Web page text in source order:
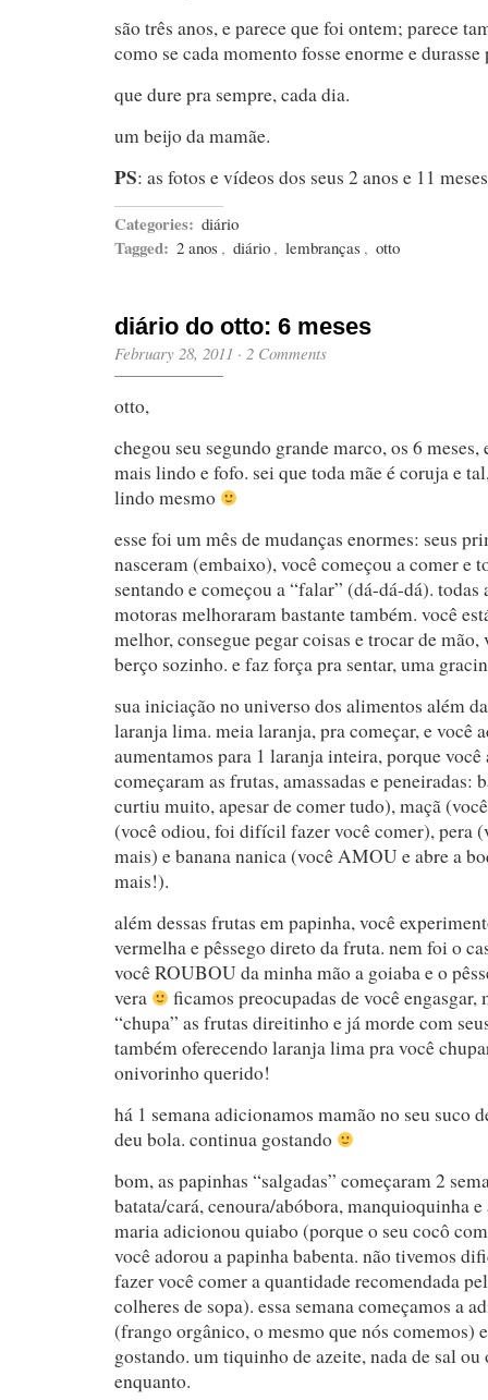
são três anos, e parece que foi ontem; parece
como se cada momento fosse enorme e durasse
que dure pra sempre, cada dia.
um beijo da mamãe.
PS: as fotos e vídeos dos seus 2 anos e 11
Categories: diário
Tagged: 2 anos , diário , lembranças , otto
diário do otto: 6 meses
February 28, 2011 · 2 Comments
otto,
chegou seu segundo grande marco, os 6 meses,
mais lindo e fofo. sei que toda mãe é coruja e
lindo mesmo
esse foi um mês de mudanças enormes: seus
nasceram (embaixo), você começou a comer e
sentando e começou a “falar” (dá-dá-dá). todas
motoras melhoraram bastante também. você
melhor, consegue pegar coisas e trocar de
berço sozinho. e faz força pra sentar, uma
sua iniciação no universo dos alimentos além
laranja lima. meia laranja, pra começar, e você
aumentamos para 1 laranja inteira, porque você
começaram as frutas, amassadas e peneiradas:
curtiu muito, apesar de comer tudo), maçã
(você odiou, foi difícil fazer você comer), pera
mais) e banana nanica (você AMOU e abre a
mais!).
além dessas frutas em papinha, você
vermelha e pêssego direto da fruta. nem foi o
você ROUBOU da minha mão a goiaba e o
vera
ficamos preocupadas de você engasgar,
“chupa” as frutas direitinho e já morde com
também oferecendo laranja lima pra você
onivorinho querido!
há 1 semana adicionamos mamão no seu suco
deu bola. continua gostando
bom, as papinhas “salgadas” começaram 2
batata/cará, cenoura/abóbora, manquioquinha
maria adicionou quiabo (porque o seu cocô
você adorou a papinha babenta. não tivemos
fazer você comer a quantidade recomendada
colheres de sopa). essa semana começamos a
(frango orgânico, o mesmo que nós comemos)
gostando. um tiquinho de azeite, nada de sal
enquanto.